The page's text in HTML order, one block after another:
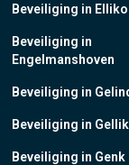
Beveiliging in
Beveiliging in
Engelmanshoven
Beveiliging in
Beveiliging in Gellik
Beveiliging in Genk